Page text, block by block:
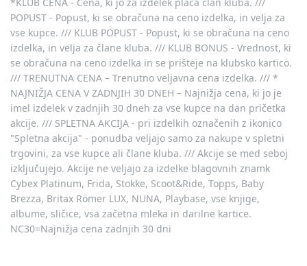
kombajn
Na voljo takoj
44,99 € 49,99 €
NC30*:49,99 €
tovornjak prekucnik
Na voljo takoj
53,99 € 59,99 €
NC30*: 59,99 €
POPUST - Popust, ki se obračuna na ceno izdelka, in velja za
vse kupce. /// KLUB POPUST - Popust, ki se obračuna na ceno
izdelka, in velja za člane kluba. /// KLUB BONUS - Vrednost, ki
se obračuna na ceno izdelka in se prišteje na klubsko kartico.
/// TRENUTNA CENA – Trenutno veljavna cena izdelka. /// *
NAJNIŽJA CENA V ZADNJIH 30 DNEH – Najnižja cena, ki jo je
imel izdelek v zadnjih 30 dneh za vse kupce na dan pričetka
akcije. /// SPLETNA AKCIJA - pri izdelkih označenih z ikonico
"Spletna akcija" - ponudba veljajo samo za nakupe v spletni
trgovini, za vse kupce ali člane kluba. /// Akcije se med seboj
izključujejo. Akcije ne veljajo za izdelke blagovnih znamk
Cybex Platinum, Frida, Stokke, Scoot&Ride, Topps, Baby
Brezza, Britax Römer LUX, NUNA, Playbase, vse knjige,
albume, sličice, vsa začetna mleka in darilne kartice.
NC30=Najnižja cena zadnjih 30 dni